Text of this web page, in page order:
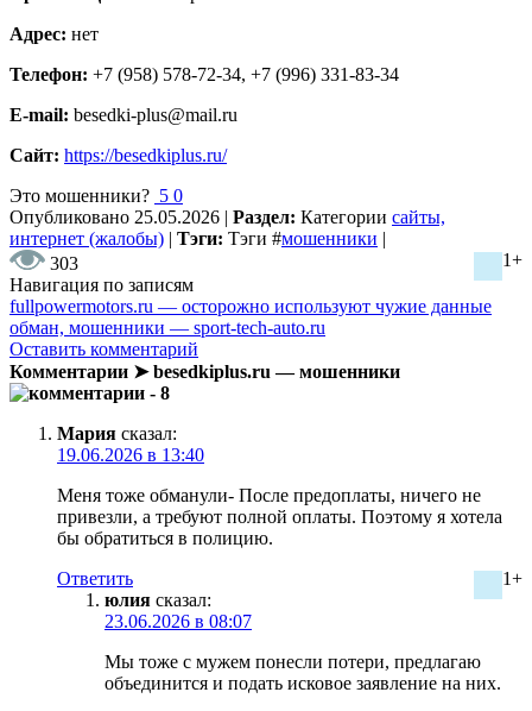
Адрес: нет
Телефон: +7 (958) 578-72-34, +7 (996) 331-83-34
E-mail: besedki-plus@mail.ru
Сайт: https://besedkiplus.ru/
Это мошенники? 5 0
Опубликовано 25.05.2026 | Раздел: Категории сайты,
интернет (жалобы) | Тэги: Тэги #мошенники |
303
1+
Навигация по записям
fullpowermotors.ru — осторожно используют чужие данные
обман, мошенники — sport-tech-auto.ru
Оставить комментарий
Комментарии ➤ besedkiplus.ru — мошенники
- 8
Мария сказал:
19.06.2026 в 13:40
Меня тоже обманули- После предоплаты, ничего не
привезли, а требуют полной оплаты. Поэтому я хотела
бы обратиться в полицию.
1+
Ответить
юлия сказал:
23.06.2026 в 08:07
Мы тоже с мужем понесли потери, предлагаю
объединится и подать исковое заявление на них.